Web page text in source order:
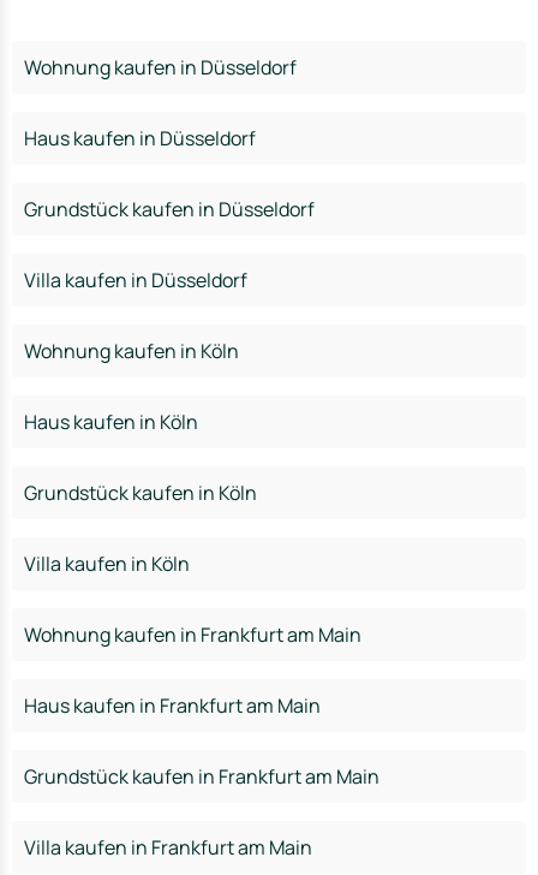
Wohnung kaufen in Düsseldorf
Haus kaufen in Düsseldorf
Grundstück kaufen in Düsseldorf
Villa kaufen in Düsseldorf
Wohnung kaufen in Köln
Haus kaufen in Köln
Grundstück kaufen in Köln
Villa kaufen in Köln
Wohnung kaufen in Frankfurt am Main
Haus kaufen in Frankfurt am Main
Grundstück kaufen in Frankfurt am Main
Villa kaufen in Frankfurt am Main